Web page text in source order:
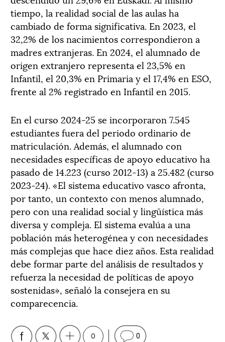
tiempo, la realidad social de las aulas ha
cambiado de forma significativa. En 2023, el
32,2% de los nacimientos correspondieron a
madres extranjeras. En 2024, el alumnado de
origen extranjero representa el 23,5% en
Infantil, el 20,3% en Primaria y el 17,4% en ESO,
frente al 2% registrado en Infantil en 2015.
En el curso 2024-25 se incorporaron 7.545
estudiantes fuera del periodo ordinario de
matriculación. Además, el alumnado con
necesidades específicas de apoyo educativo ha
pasado de 14.223 (curso 2012-13) a 25.482 (curso
2023-24). «El sistema educativo vasco afronta,
por tanto, un contexto con menos alumnado,
pero con una realidad social y lingüística más
diversa y compleja. El sistema evalúa a una
población más heterogénea y con necesidades
más complejas que hace diez años. Esta realidad
debe formar parte del análisis de resultados y
refuerza la necesidad de políticas de apoyo
sostenidas», señaló la consejera en su
comparecencia.
0 0